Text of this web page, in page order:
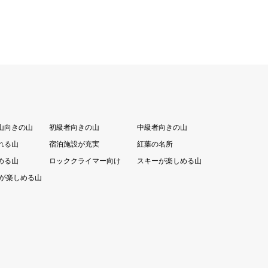
向きの山 初級者向きの山
中級者向きの山
る山
宿泊施設が充実
紅葉の名所
る山
ロッククライマー向け
スキーが楽しめる山
楽しめる山